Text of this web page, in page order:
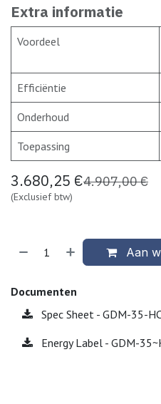
Extra informatie
Voordeel
Efficiëntie
Onderhoud
Toepassing
3.680,25 €4.907,00€
(Exclusief btw)
Aan
Documenten
Spec Sheet - GDM-35-
Energy Label - GDM-